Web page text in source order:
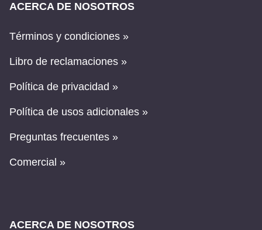
ACERCA DE NOSOTROS
Términos y condiciones »
Libro de reclamaciones »
Política de privacidad »
Política de usos adicionales »
Preguntas frecuentes »
Comercial »
ACERCA DE NOSOTROS